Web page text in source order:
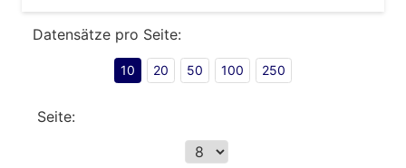
Datensätze pro Seite:
10 20 50 100 250
Seite: